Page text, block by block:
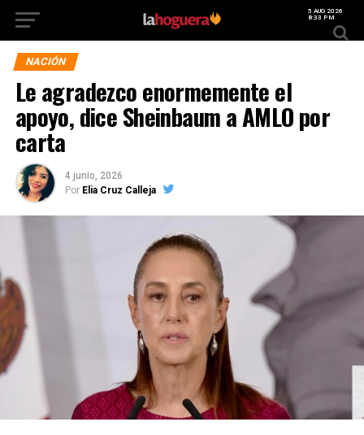
5 AUG 2026
8:33 PM
NACIÓN
Le agradezco enormemente el
apoyo, dice Sheinbaum a AMLO por
carta
4 junio, 2026
Por Elia Cruz Calleja